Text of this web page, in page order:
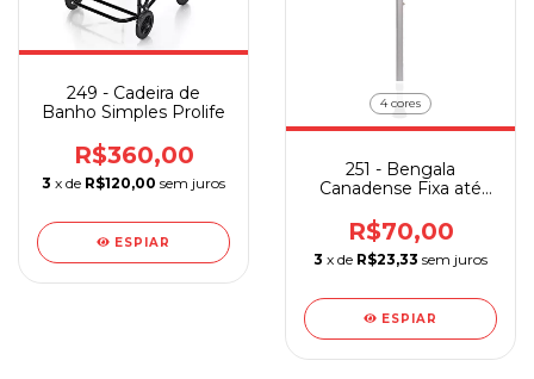
249 - Cadeira de
Banho Simples Prolife
R$360,00
3 x de R$120,00 sem juros
ESPIAR
4 cores
251 - Bengala
Canadense Fixa até
Sequencial Unidade
R$70,00
3 x de R$23,33 sem juros
ESPIAR